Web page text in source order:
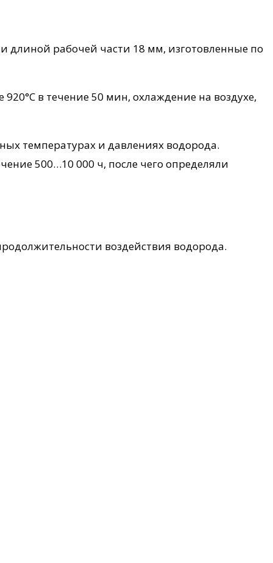
рабочей части 18 мм, изготовленные по
в течение 50 мин, охлаждение на воздухе,
температурах и давлениях водорода.
500…10 000 ч, после чего определяли
воздействия водорода.